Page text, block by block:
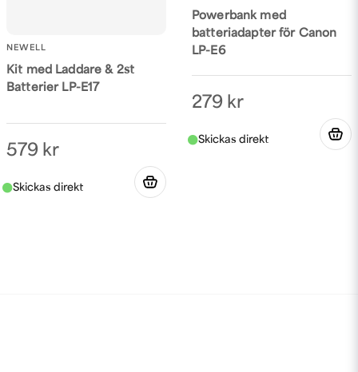
NEWELL
Kit med Laddare & 2st
Batterier LP-E17
579 kr
Powerbank med
batteriadapter för Canon
LP-E6
279 kr